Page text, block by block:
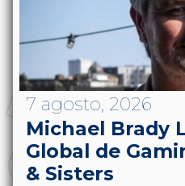
7 agosto, 2026
Michael Brady
Global de
& Sisters